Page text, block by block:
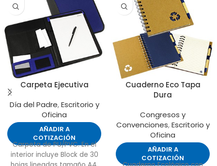
Carpeta Ejecutiva
Día del Padre,Escritorio y
Oficina
AÑADIR A
COTIZACIÓN
Carpeta de PU/PVC. En el
interior incluye Block de 30
Cuaderno Eco Tapa
Dura
Congresos y
Convenciones,Escritorio y
Oficina
AÑADIR A
COTIZACIÓN